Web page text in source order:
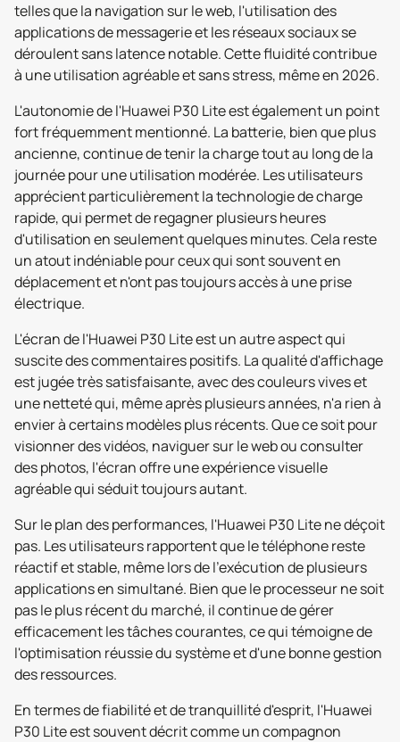
telles que la navigation sur le web, l'utilisation des
applications de messagerie et les réseaux sociaux se
déroulent sans latence notable. Cette fluidité contribue
à une utilisation agréable et sans stress, même en 2026.
L'autonomie de l'Huawei P30 Lite est également un point
fort fréquemment mentionné. La batterie, bien que plus
ancienne, continue de tenir la charge tout au long de la
journée pour une utilisation modérée. Les utilisateurs
apprécient particulièrement la technologie de charge
rapide, qui permet de regagner plusieurs heures
d'utilisation en seulement quelques minutes. Cela reste
un atout indéniable pour ceux qui sont souvent en
déplacement et n'ont pas toujours accès à une prise
électrique.
L'écran de l'Huawei P30 Lite est un autre aspect qui
suscite des commentaires positifs. La qualité d'affichage
est jugée très satisfaisante, avec des couleurs vives et
une netteté qui, même après plusieurs années, n'a rien à
envier à certains modèles plus récents. Que ce soit pour
visionner des vidéos, naviguer sur le web ou consulter
des photos, l'écran offre une expérience visuelle
agréable qui séduit toujours autant.
Sur le plan des performances, l'Huawei P30 Lite ne déçoit
pas. Les utilisateurs rapportent que le téléphone reste
réactif et stable, même lors de l'exécution de plusieurs
applications en simultané. Bien que le processeur ne soit
pas le plus récent du marché, il continue de gérer
efficacement les tâches courantes, ce qui témoigne de
l'optimisation réussie du système et d'une bonne gestion
des ressources.
En termes de fiabilité et de tranquillité d'esprit, l'Huawei
P30 Lite est souvent décrit comme un compagnon